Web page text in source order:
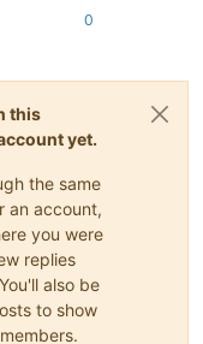
0
this
yet.
the same
an account,
you were
replies
also be
to show